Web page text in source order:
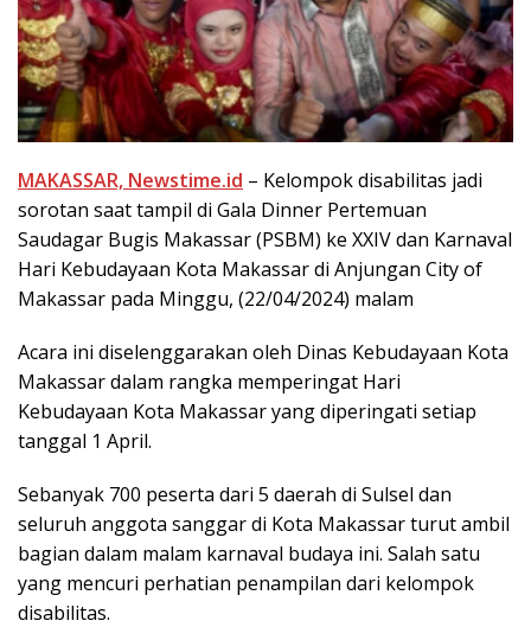
MAKASSAR, Newstime.id – Kelompok disabilitas jadi
sorotan saat tampil di Gala Dinner Pertemuan
Saudagar Bugis Makassar (PSBM) ke XXIV dan Karnaval
Hari Kebudayaan Kota Makassar di Anjungan City of
Makassar pada Minggu, (22/04/2024) malam
Acara ini diselenggarakan oleh Dinas Kebudayaan Kota
Makassar dalam rangka memperingat Hari
Kebudayaan Kota Makassar yang diperingati setiap
tanggal 1 April.
Sebanyak 700 peserta dari 5 daerah di Sulsel dan
seluruh anggota sanggar di Kota Makassar turut ambil
bagian dalam malam karnaval budaya ini. Salah satu
yang mencuri perhatian penampilan dari kelompok
disabilitas.